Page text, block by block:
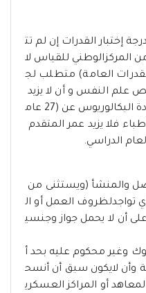
إختبار القدرات إن لم تت
المركزالوطني للقياس لا
العامة) متطلب لج
علم النفس و أن لا يزيد
عمر المتقدم الحاصل على شهادة البكالوريوس عن (27 عام
فلا يزيد عمر المتقدم
والمنشأ (ويستثنى من
تواجدلظروف العمل أو ال
أن لا يحمل جواز وجنسي
وغير محكوم عليه بحد أ
وأن لايكون سبق أن أنسح
أو المراكز العسكري